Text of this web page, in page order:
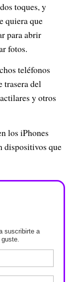
toques, y
quiera que
para abrir
fotos.
teléfonos
trasera del
y otros
los iPhones
dispositivos que
suscribirte a